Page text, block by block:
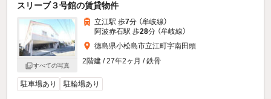
スリーブ３号館の賃貸物件
すべての写真
立江駅 歩7分 （牟岐線）
阿波赤石駅 歩28分 （牟岐線）
徳島県小松島市立江町字南田頭
2階建 / 27年2ヶ月 / 鉄骨
駐車場あり 駐輪場あり